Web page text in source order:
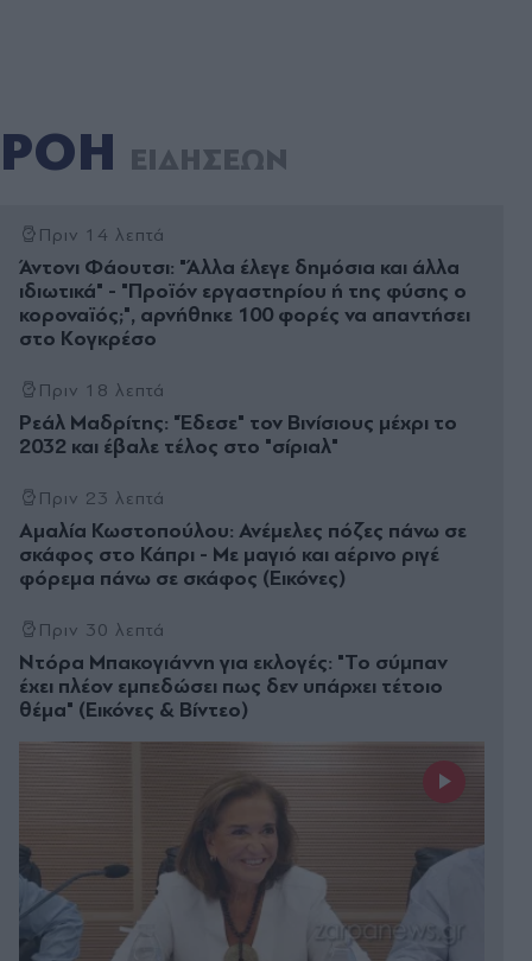
ΡΟΗ ΕΙΔΗΣΕΩΝ
Πριν 14 λεπτά
Άντονι Φάουτσι: "Άλλα έλεγε δημόσια και άλλα
ιδιωτικά" - "Προϊόν εργαστηρίου ή της φύσης ο
κοροναϊός;", αρνήθηκε 100 φορές να απαντήσει
στο Κογκρέσο
Πριν 18 λεπτά
Ρεάλ Μαδρίτης: "Έδεσε" τον Βινίσιους μέχρι το
2032 και έβαλε τέλος στο "σίριαλ"
Πριν 23 λεπτά
Αμαλία Κωστοπούλου: Ανέμελες πόζες πάνω σε
σκάφος στο Κάπρι - Με μαγιό και αέρινο ριγέ
φόρεμα πάνω σε σκάφος (Εικόνες)
Πριν 30 λεπτά
Ντόρα Μπακογιάννη για εκλογές: "Το σύμπαν
έχει πλέον εμπεδώσει πως δεν υπάρχει τέτοιο
θέμα" (Eικόνες & Βίντεο)